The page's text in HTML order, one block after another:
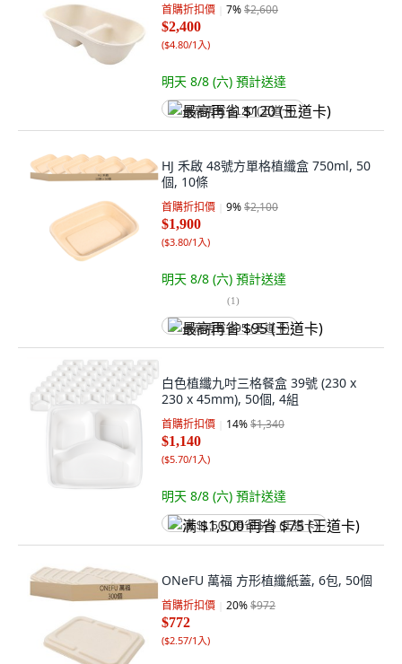
首購折扣價 7%$2,600
$2,400
($4.80/1入)
明天 8/8 (六) 預計送達
最高再省 $120 (王道卡)
HJ 禾啟 48號方單格植纖盒 750ml, 50
個, 10條
首購折扣價 9%$2,100
$1,900
($3.80/1入)
明天 8/8 (六) 預計送達
(1)
最高再省 $95 (王道卡)
白色植纖九吋三格餐盒 39號 (230 x
230 x 45mm), 50個, 4組
首購折扣價 14%$1,340
$1,140
($5.70/1入)
明天 8/8 (六) 預計送達
满 $1,500 再省 $75 (王道卡)
ONeFU 萬福 方形植纖紙蓋, 6包, 50個
首購折扣價 20%$972
$772
($2.57/1入)